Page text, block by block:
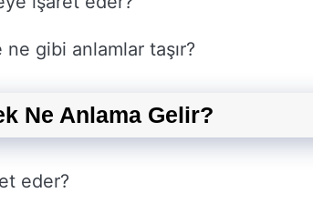
gibi anlamlar taşır?
Ne Anlama Gelir?
eder?